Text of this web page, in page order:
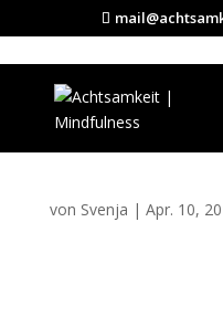
img19
von Svenja | Apr. 10,